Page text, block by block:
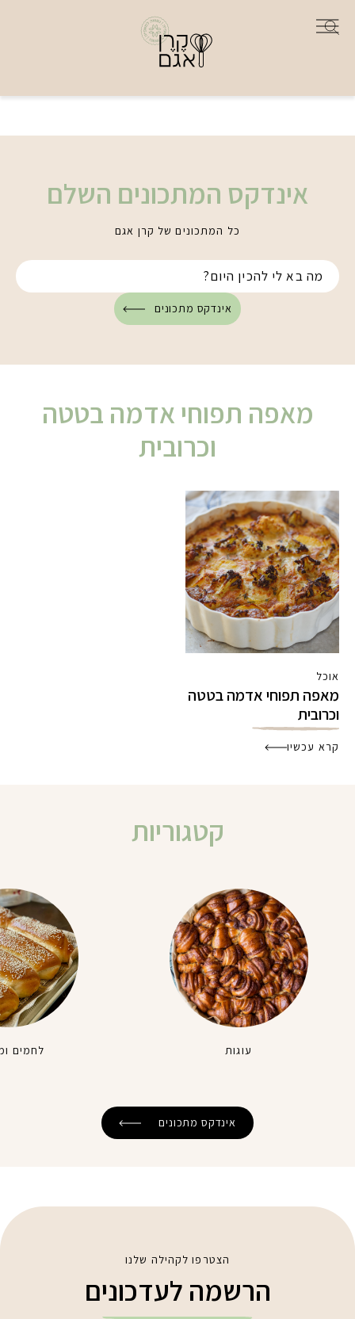
אינדקס המתכונים השלם
כל המתכונים של קרן אגם
אינדקס מתכונים
מאפה תפוחי אדמה בטטה
וכרובית
אוכל
מאפה תפוחי אדמה בטטה
וכרובית
קרא עכשיו
קטגוריות
עוגות לחמים
אינדקס מתכונים
הצטרפו לקהילה שלנו
הרשמה לעדכונים